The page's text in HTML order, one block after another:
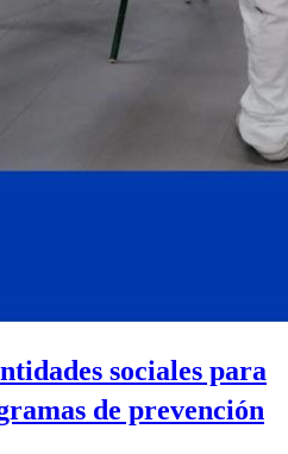
sociales para
de prevención